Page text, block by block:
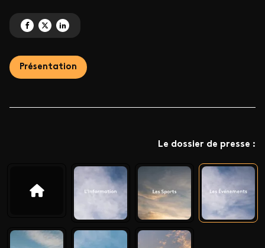
Partagez 'Les programmes événements ' sur Facebook
Partagez 'Les programmes événements ' sur X
Partagez 'Les programmes événements ' sur LinkedIn
Présentation
Le dossier de presse :